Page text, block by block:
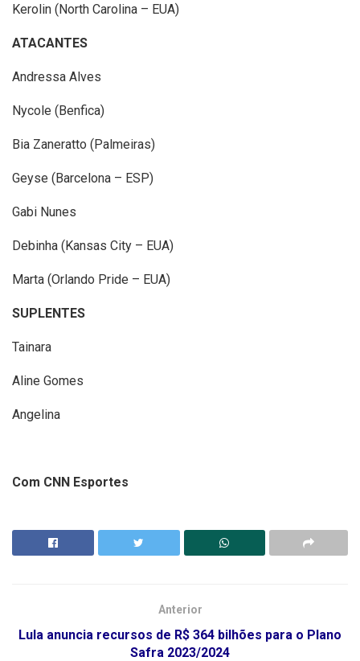
Kerolin (North Carolina – EUA)
ATACANTES
Andressa Alves
Nycole (Benfica)
Bia Zaneratto (Palmeiras)
Geyse (Barcelona – ESP)
Gabi Nunes
Debinha (Kansas City – EUA)
Marta (Orlando Pride – EUA)
SUPLENTES
Tainara
Aline Gomes
Angelina
Com CNN Esportes
Anterior
Lula anuncia recursos de R$ 364 bilhões para o Plano
Safra 2023/2024